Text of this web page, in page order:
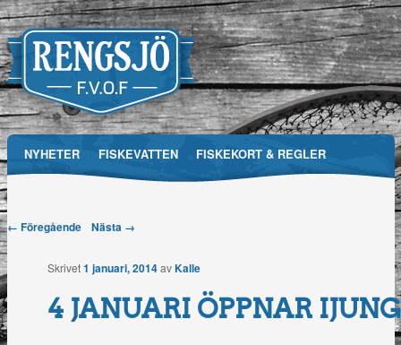
Main menu
Skip
NYHETER FISKEVATTEN FISKEKORT & REGLER
Fiskevårdsområdesförening
Post navigation
← Föregående Nästa →
4 JANUARI ÖPPNAR
Skrivet1 januari, 2014 avKalle